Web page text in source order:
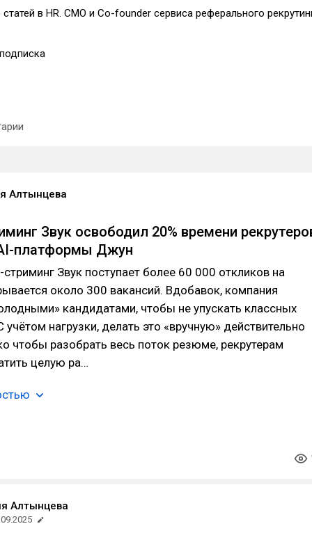
в HR. CMO и Co-founder сервиса реферального
подписка
Алтынцева
Звук освободил 20% времени
платформы Джун
Звук поступает более 60 000 откликов на
около 300 вакансий. Вдобавок, компания
кандидатами, чтобы не упускать классных
учётом нагрузки, делать это «вручную» действительно
чтобы разобрать весь поток резюме, рекрутерам
целую ра…
Алтынцева